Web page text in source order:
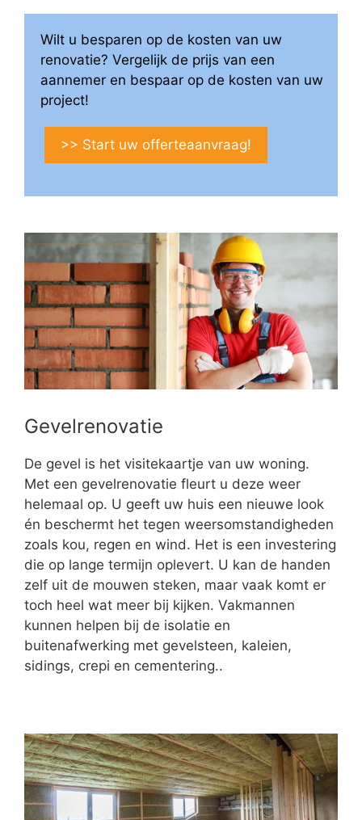
Wilt u besparen op de kosten van uw
renovatie? Vergelijk de prijs van een
aannemer en bespaar op de kosten van uw
project!
>> Start uw offerteaanvraag!
Gevelrenovatie
De gevel is het visitekaartje van uw woning.
Met een gevelrenovatie fleurt u deze weer
helemaal op. U geeft uw huis een nieuwe look
én beschermt het tegen weersomstandigheden
zoals kou, regen en wind. Het is een investering
die op lange termijn oplevert. U kan de handen
zelf uit de mouwen steken, maar vaak komt er
toch heel wat meer bij kijken. Vakmannen
kunnen helpen bij de isolatie en
buitenafwerking met gevelsteen, kaleien,
sidings, crepi en cementering..